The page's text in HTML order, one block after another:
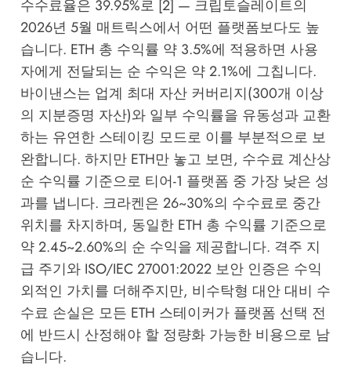
수수료율은 39.95%로 [2] — 크립토슬레이트의
2026년 5월 매트릭스에서 어떤 플랫폼보다도 높
습니다. ETH 총 수익률 약 3.5%에 적용하면 사용
자에게 전달되는 순 수익은 약 2.1%에 그칩니다.
바이낸스는 업계 최대 자산 커버리지(300개 이상
의 지분증명 자산)와 일부 수익률을 유동성과 교환
하는 유연한 스테이킹 모드로 이를 부분적으로 보
완합니다. 하지만 ETH만 놓고 보면, 수수료 계산상
순 수익률 기준으로 티어-1 플랫폼 중 가장 낮은 성
과를 냅니다. 크라켄은 26~30%의 수수료로 중간
위치를 차지하며, 동일한 ETH 총 수익률 기준으로
약 2.45~2.60%의 순 수익을 제공합니다. 격주 지
급 주기와 ISO/IEC 27001:2022 보안 인증은 수익
외적인 가치를 더해주지만, 비수탁형 대안 대비 수
수료 손실은 모든 ETH 스테이커가 플랫폼 선택 전
에 반드시 산정해야 할 정량화 가능한 비용으로 남
습니다.